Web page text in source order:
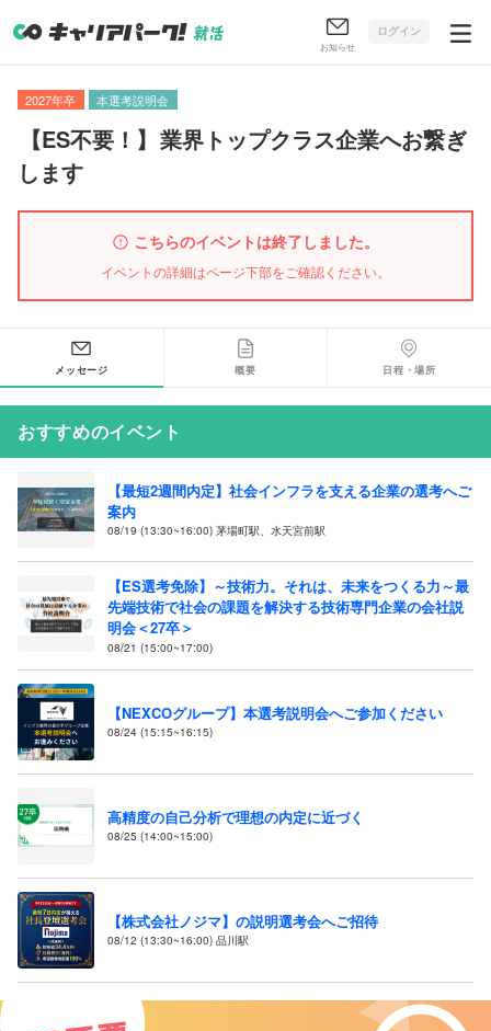
お知らせ
ログイン
2027年卒 本選考説明会
【ES不要！ 】 業界トップクラス企業へお繋ぎ
します
こちらのイベントは終了しました。
イベントの詳細はページ下部をご確認ください。
メッセージ 概要 日程・場所
おすすめのイベント
【最短2週間内定】社会インフラを支える企業の選考へご
案内
08/19 (13:30~16:00) 茅場町駅、水天宮前駅
【ES選考免除】～技術力。それは、未来をつくる力～最
先端技術で社会の課題を解決する技術専門企業の会社説
明会＜27卒＞
08/21 (15:00~17:00)
【NEXCOグループ】本選考説明会へご参加ください
08/24 (15:15~16:15)
高精度の自己分析で理想の内定に近づく
08/25 (14:00~15:00)
【株式会社ノジマ】の説明選考会へご招待
08/12 (13:30~16:00) 品川駅